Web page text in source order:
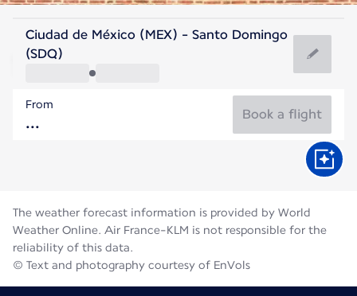
Dominican Rep
Santo Domingo
Flight time
27°C
Aug
Ciudad de México (MEX) - Santo Domingo
(SDQ)
From
Book a flight
The weather forecast information is provided by World
Weather Online. Air France-KLM is not responsible for the
reliability of this data.
© Text and photography courtesy of EnVols